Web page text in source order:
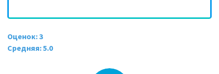
Оценок: 3
Средняя: 5.0